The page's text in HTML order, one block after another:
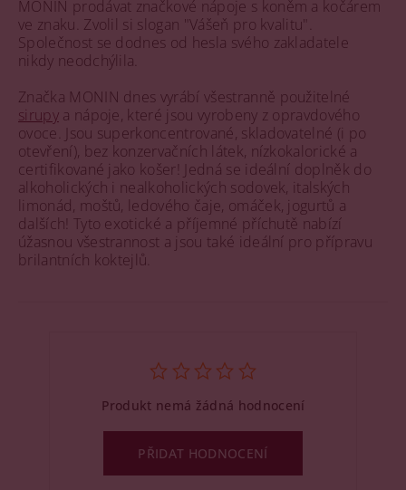
MONIN prodávat značkové nápoje s koněm a kočárem
ve znaku. Zvolil si slogan "Vášeň pro kvalitu".
Společnost se dodnes od hesla svého zakladatele
nikdy neodchýlila.
Značka MONIN dnes vyrábí všestranně použitelné
sirupya nápoje, které jsou vyrobeny z opravdového
ovoce. Jsou superkoncentrované, skladovatelné (i po
otevření), bez konzervačních látek, nízkokalorické a
certifikované jako košer! Jedná se ideální doplněk do
alkoholických i nealkoholických sodovek, italských
limonád, moštů, ledového čaje, omáček, jogurtů a
dalších! Tyto exotické a příjemné příchutě nabízí
úžasnou všestrannost a jsou také ideální pro přípravu
brilantních koktejlů.
Produkt nemá žádná hodnocení
PŘIDAT HODNOCENÍ